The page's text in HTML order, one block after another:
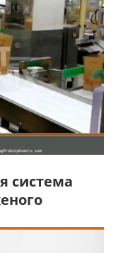
система